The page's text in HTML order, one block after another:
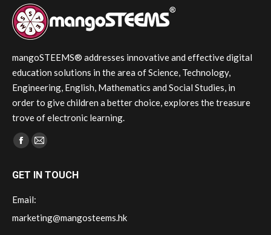
mangoSTEEMS® addresses innovative and effective digital
education solutions in the area of Science, Technology,
Engineering, English, Mathematics and Social Studies, in
order to give children a better choice, explores the treasure
trove of electronic learning.
Find us on:
Facebook
opens
window
Mail
opens
window
GET IN TOUCH
Email:
marketing@mangosteems.hk